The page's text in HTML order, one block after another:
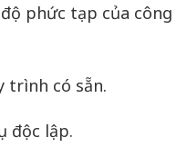
phức tạp của công
trình có sẵn.
độc lập.